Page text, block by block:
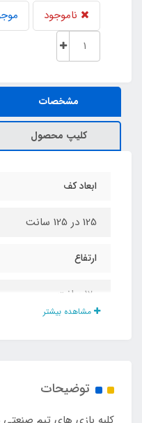
ناموجود
مشخصات
کلیپ محصول
ابعاد کف
125 در 125 سانت
ارتفاع
120 سانت
مناسب برای بازی تا سن
مشاهده بیشتر
توضیحات